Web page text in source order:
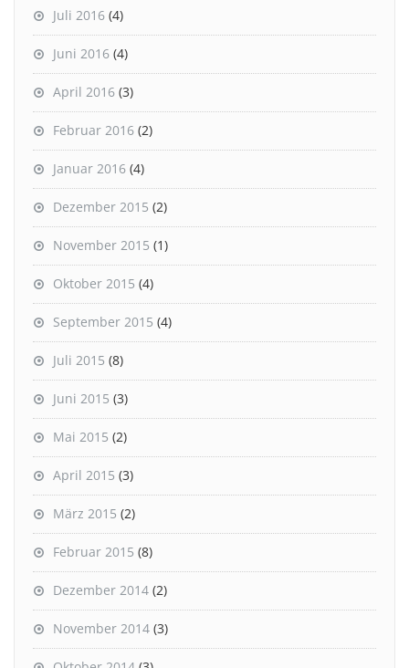
Juli 2016 (4)
Juni 2016 (4)
April 2016 (3)
Februar 2016 (2)
Januar 2016 (4)
Dezember 2015 (2)
November 2015 (1)
Oktober 2015 (4)
September 2015 (4)
Juli 2015 (8)
Juni 2015 (3)
Mai 2015 (2)
April 2015 (3)
März 2015 (2)
Februar 2015 (8)
Dezember 2014 (2)
November 2014 (3)